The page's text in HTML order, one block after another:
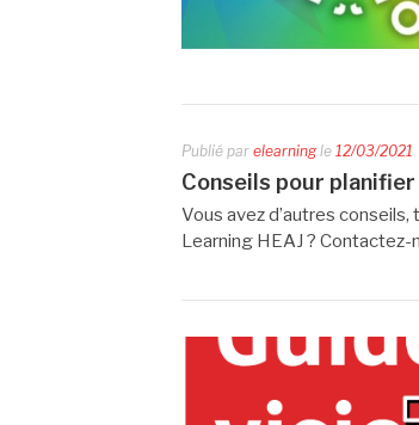
Publié par elearningle 12/03/2021
Conseils pour
Vous avez d’autres
Learning HEAJ ? Contactez-